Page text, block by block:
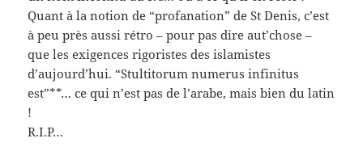
Quant à la notion de “profanation” de St Denis, c’est
à peu près aussi rétro – pour pas dire aut’chose –
que les exigences rigoristes des islamistes
d’aujourd’hui. “Stultitorum numerus infinitus
est”**… ce qui n’est pas de l’arabe, mais bien du latin
!
R.I.P…